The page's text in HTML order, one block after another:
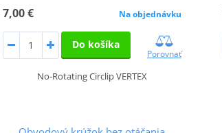
7,00 € Na objednávku
Do košíka
Porovnať
No-Rotating Circlip VERTEX